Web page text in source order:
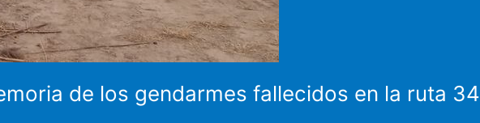
de los gendarmes fallecidos en la ruta 34